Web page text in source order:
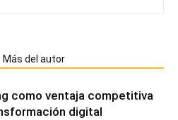
Más del autor
como ventaja competitiva
digital